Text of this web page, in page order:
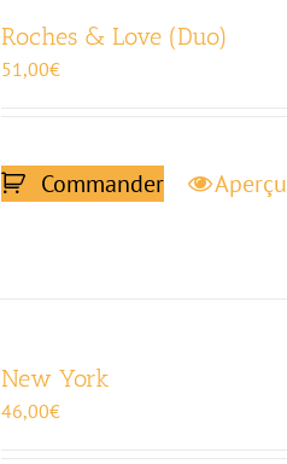
Roches & Love (Duo)
51,00€
Commander Aperçu
New York
46,00€